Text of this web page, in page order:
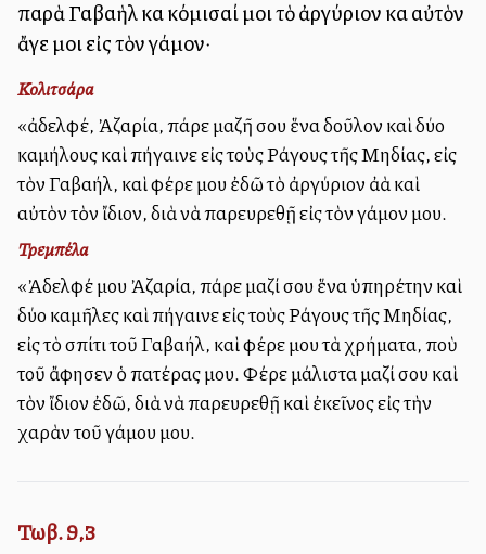
παρὰ Γαβαὴλ καὶ κόμισαί μοι τὸ ἀργύριον καὶ αὐτὸν
ἄγε μοι εἰς τὸν γάμον·
Κολιτσάρα
«ἀδελφέ, Ἀζαρία, πάρε μαζῆ σου ἕνα δοῦλον καὶ δύο
καμήλους καὶ πήγαινε εἰς τοὺς Ράγους τῆς Μηδίας, εἰς
τὸν Γαβαήλ, καὶ φέρε μου ἐδῶ τὸ ἀργύριον ἀλλὰ καὶ
αὐτὸν τὸν ἴδιον, διὰ νὰ παρευρεθῇ εἰς τὸν γάμον μου.
Τρεμπέλα
«Ἀδελφέ μου Ἀζαρία, πάρε μαζί σου ἕνα ὑπηρέτην καὶ
δύο καμῆλες καὶ πήγαινε εἰς τοὺς Ράγους τῆς Μηδίας,
εἰς τὸ σπίτι τοῦ Γαβαήλ, καὶ φέρε μου τὰ χρήματα, ποὺ
τοῦ ἄφησεν ὁ πατέρας μου. Φέρε μάλιστα μαζί σου καὶ
τὸν ἴδιον ἐδῶ, διὰ νὰ παρευρεθῇ καὶ ἐκεῖνος εἰς τὴν
χαρὰν τοῦ γάμου μου.
Τωβ. 9,3